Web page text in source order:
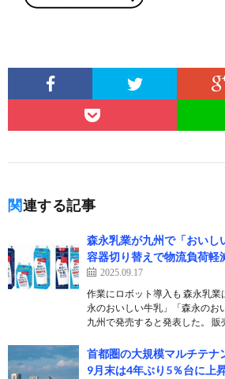
関連する記事
森永乳業が九州で「おいし
容器切り替えで物流負荷軽
2025.09.17
作業にロボット導入も 森永乳
永のおいしい牛乳」「森永のお
九州で発売すると発表した。
首都圏の大規模マルチテナ
9月末は4年ぶり5％台に上